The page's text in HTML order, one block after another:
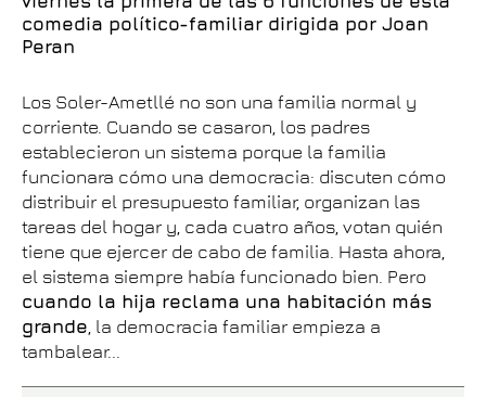
comedia político-familiar dirigida por Joan
Peran
Los Soler-Ametllé no son una familia normal y
corriente. Cuando se casaron, los padres
establecieron un sistema porque la familia
funcionara cómo una democracia: discuten cómo
distribuir el presupuesto familiar, organizan las
tareas del hogar y, cada cuatro años, votan quién
tiene que ejercer de cabo de familia. Hasta ahora,
el sistema siempre había funcionado bien. Pero
cuando la hija reclama una habitación más
grande, la democracia familiar empieza a
tambalear...